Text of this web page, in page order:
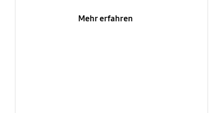
Mehr erfahren